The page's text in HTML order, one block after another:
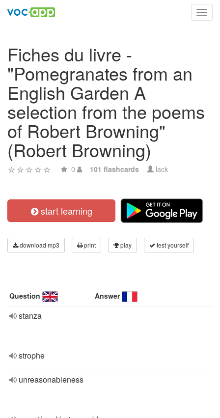
Fiches du livre -
"Pomegranates from an
English Garden A
selection from the poems
of Robert Browning"
(Robert Browning)
0 101 flashcards lack
start learning
download mp3 print play test yourself
Question Answer
stanza
strophe
unreasonableness